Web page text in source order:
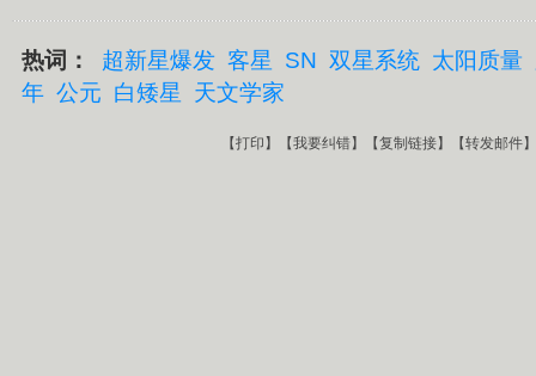
热词： 超新星爆发 客星 SN 双星系统 太阳质量
年 公元 白矮星 天文学家
【打印 】【我要纠错】【复制链接】【转发邮件